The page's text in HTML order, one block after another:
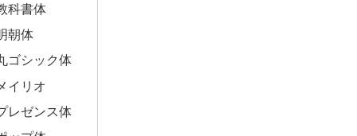
科書体
朝体
ゴシック体
イリオ
レゼンス体